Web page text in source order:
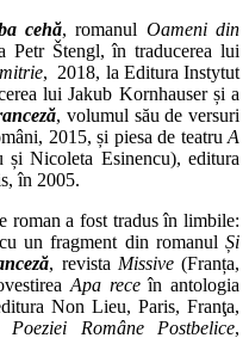
cehă, romanul Oameni din
Petr Štengl, în traducerea lui
, 2018, la Editura Instytut
lui Jakub Kornhauser și a
, volumul său de versuri
2015, și piesa de teatru A
și Nicoleta Esinencu), editura
în 2005.
roman a fost tradus în limbile:
un fragment din romanulȘi
, revista Missive(Franța,
Apa receîn antologia
Non Lieu, Paris, Franţa,
Poeziei Române Postbelice,